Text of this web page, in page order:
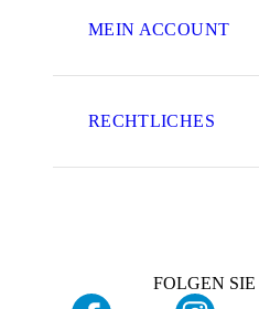
MEIN ACCOUNT
RECHTLICHES
FOLGEN